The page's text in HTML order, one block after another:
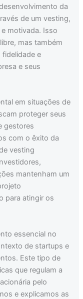
da
de um vesting,
motivada. Isso
mas também
e
e seus
em situações de
proteger seus
gestores
com o êxito da
vesting
mantenham um
para atingir os
essencial no
de startups e
Este tipo de
que regulam a
pelo
e explicamos as